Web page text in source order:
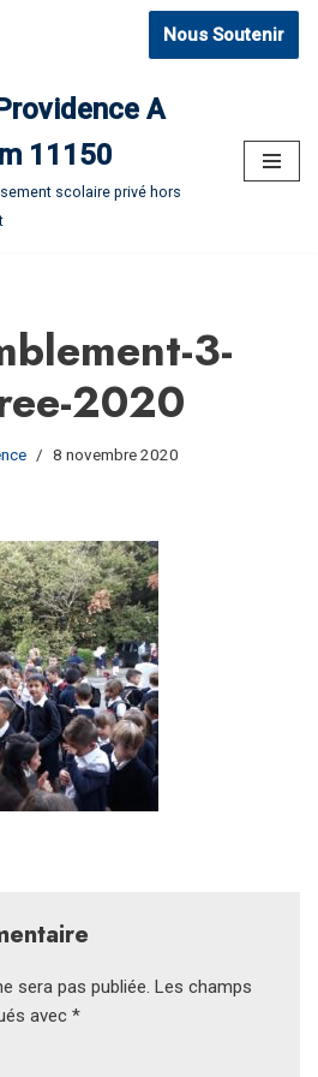
Nous Soutenir
A
11150
scolaire privé hors
3-
2020
8 novembre 2020
sera pas publiée. Les champs
avec *